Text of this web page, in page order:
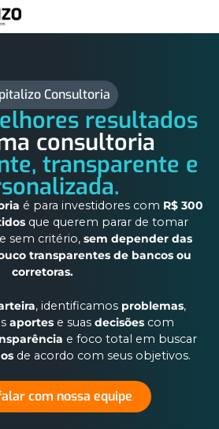
Consultoria
resultados
consultoria
transparente e
é para investidores com R$ 300
que querem parar de tomar
sem critério, sem depender das
transparentes de bancos ou
corretoras.
, identificamos problemas,
aportes e suas decisões com
e foco total em buscar
de acordo com seus objetivos.
com nossa equipe